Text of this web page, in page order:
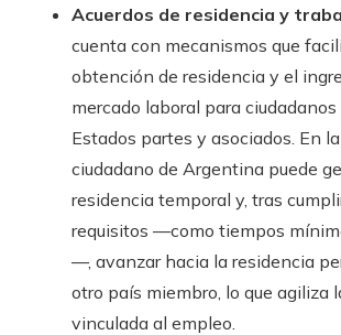
Acuerdos de residencia y
cuenta con mecanismos que
obtención de residencia y el
mercado laboral para ciudadanos
Estados partes y asociados. En
ciudadano de Argentina puede
residencia temporal y, tras
requisitos —como tiempos
—, avanzar hacia la residencia
otro país miembro, lo que agiliza
vinculada al empleo.